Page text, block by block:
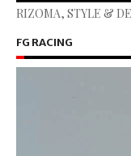
RIZOMA, STYLE &
FG RACING